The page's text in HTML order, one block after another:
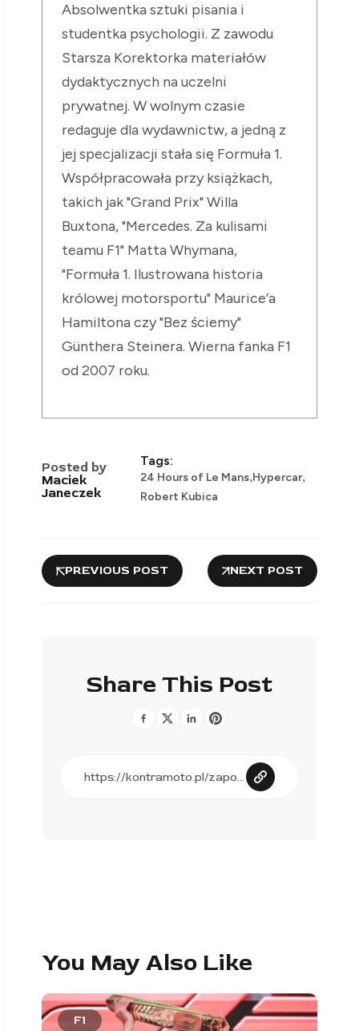
Absolwentka sztuki pisania i
studentka psychologii. Z zawodu
Starsza Korektorka materiałów
dydaktycznych na uczelni
prywatnej. W wolnym czasie
redaguje dla wydawnictw, a jedną z
jej specjalizacji stała się Formuła 1.
Współpracowała przy książkach,
takich jak "Grand Prix" Willa
Buxtona, "Mercedes. Za kulisami
teamu F1" Matta Whymana,
"Formuła 1. Ilustrowana historia
królowej motorsportu" Maurice’a
Hamiltona czy "Bez ściemy"
Günthera Steinera. Wierna fanka F1
od 2007 roku.
Posted by
Maciek
Janeczek
Tags:
24 Hours of Le Mans,Hypercar,
Robert Kubica
PREVIOUS POST NEXT POST
Share This Post
You May Also Like
F1